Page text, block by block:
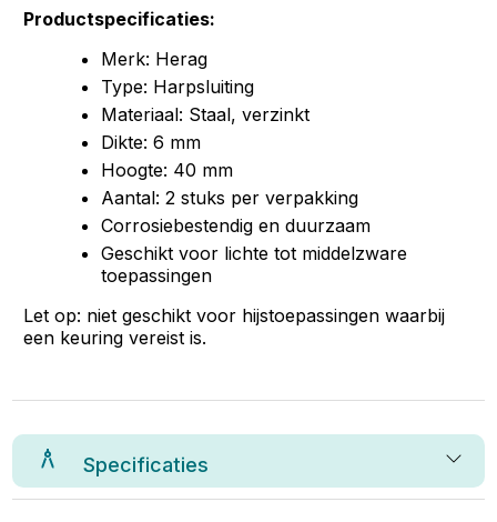
Productspecificaties:
Merk: Herag
Type: Harpsluiting
Materiaal: Staal, verzinkt
Dikte: 6 mm
Hoogte: 40 mm
Aantal: 2 stuks per verpakking
Corrosiebestendig en duurzaam
Geschikt voor lichte tot middelzware
toepassingen
Let op: niet geschikt voor hijstoepassingen waarbij
een keuring vereist is.
Specificaties